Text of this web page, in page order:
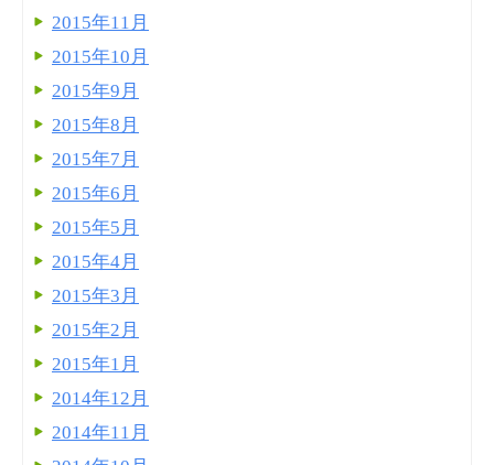
2015年11月
2015年10月
2015年9月
2015年8月
2015年7月
2015年6月
2015年5月
2015年4月
2015年3月
2015年2月
2015年1月
2014年12月
2014年11月